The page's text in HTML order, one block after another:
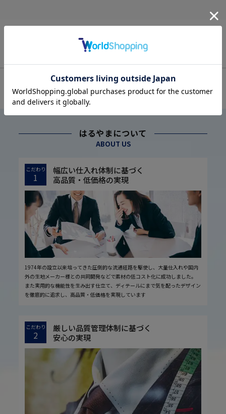
OFFICIAL SNS
はるやまについて
ABOUT US
こだわり
1
幅広い仕入れ体制に基づく
高品質・低価格の実現
1974年の設立以来培ってきた圧倒的な流通経路を駆使し、大量仕入れや国内
外の生地メーカー様との共同開発などで素材の低コスト化に成功しました。
また実用的な機能性を生み出す仕立て、ディテールにまで気を配ったデザイン
を徹底的に追求し、高品質・低価格を実現しています
こだわり
2
厳しい品質管理体制に基づく
安心の実現